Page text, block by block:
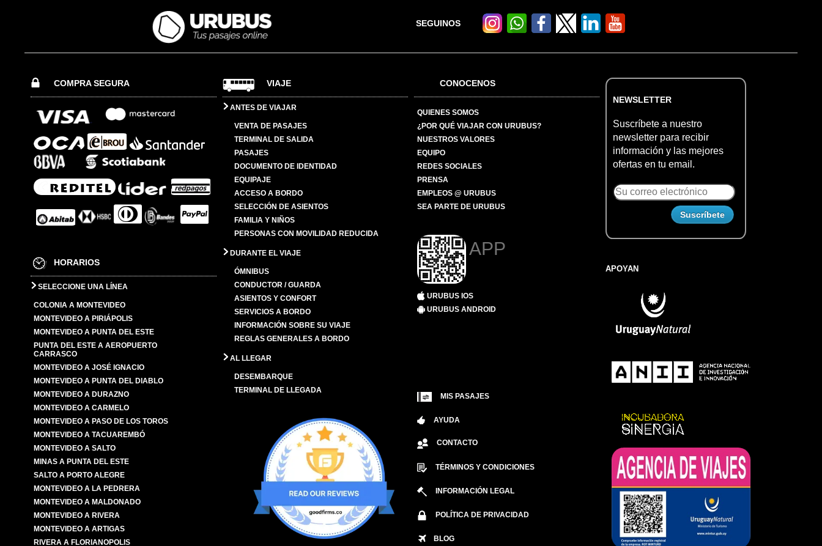
SEGUINOS
COMPRA SEGURA
HORARIOS
SELECCIONE UNA LÍNEA
COLONIA A MONTEVIDEO
MONTEVIDEO A PIRIÁPOLIS
MONTEVIDEO A PUNTA DEL ESTE
PUNTA DEL ESTE A AEROPUERTO
CARRASCO
MONTEVIDEO A JOSÉ IGNACIO
MONTEVIDEO A PUNTA DEL DIABLO
MONTEVIDEO A DURAZNO
MONTEVIDEO A CARMELO
MONTEVIDEO A PASO DE LOS TOROS
MONTEVIDEO A TACUAREMBÓ
MONTEVIDEO A SALTO
MINAS A PUNTA DEL ESTE
SALTO A PORTO ALEGRE
MONTEVIDEO A LA PEDRERA
MONTEVIDEO A MALDONADO
MONTEVIDEO A RIVERA
MONTEVIDEO A ARTIGAS
RIVERA A FLORIANOPOLIS
VIAJE
ANTES DE VIAJAR
VENTA DE PASAJES
TERMINAL DE SALIDA
PASAJES
DOCUMENTO DE IDENTIDAD
EQUIPAJE
ACCESO A BORDO
SELECCIÓN DE ASIENTOS
FAMILIA Y NIÑOS
PERSONAS CON MOVILIDAD REDUCIDA
DURANTE EL VIAJE
ÓMNIBUS
CONDUCTOR / GUARDA
ASIENTOS Y CONFORT
SERVICIOS A BORDO
INFORMACIÓN SOBRE SU VIAJE
REGLAS GENERALES A BORDO
AL LLEGAR
DESEMBARQUE
TERMINAL DE LLEGADA
CONOCENOS
QUIENES SOMOS
¿POR QUÉ VIAJAR CON URUBUS?
NUESTROS VALORES
EQUIPO
REDES SOCIALES
PRENSA
EMPLEOS @ URUBUS
SEA PARTE DE URUBUS
APP
URUBUS IOS
URUBUS ANDROID
MIS PASAJES
AYUDA
CONTACTO
TÉRMINOS Y CONDICIONES
INFORMACIÓN LEGAL
POLÍTICA DE PRIVACIDAD
BLOG
NEWSLETTER
Suscríbete a nuestro
newsletter para recibir
información y las mejores
ofertas en tu email.
APOYAN